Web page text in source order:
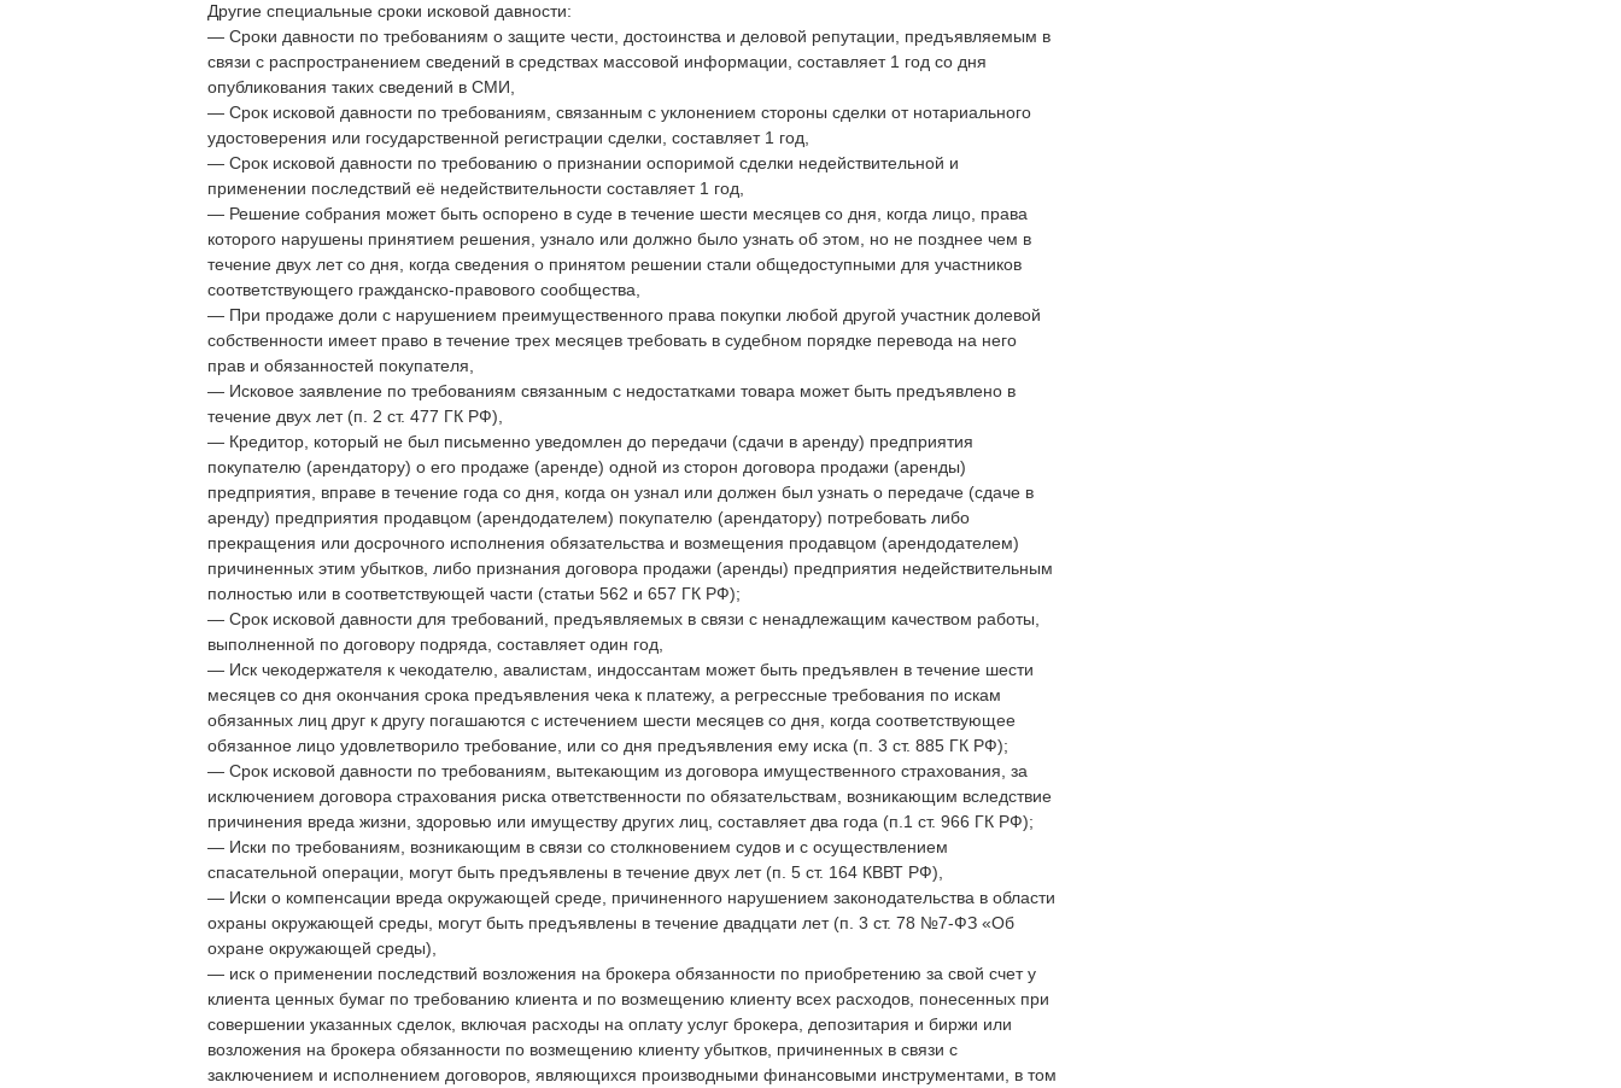
Другие специальные сроки исковой давности:
— Сроки давности по требованиям о защите чести, достоинства и деловой репутации, предъявляемым в
связи с распространением сведений в средствах массовой информации, составляет 1 год со дня
опубликования таких сведений в СМИ,
— Срок исковой давности по требованиям, связанным с уклонением стороны сделки от нотариального
удостоверения или государственной регистрации сделки, составляет 1 год,
— Срок исковой давности по требованию о признании оспоримой сделки недействительной и
применении последствий её недействительности составляет 1 год,
— Решение собрания может быть оспорено в суде в течение шести месяцев со дня, когда лицо, права
которого нарушены принятием решения, узнало или должно было узнать об этом, но не позднее чем в
течение двух лет со дня, когда сведения о принятом решении стали общедоступными для участников
соответствующего гражданско-правового сообщества,
— При продаже доли с нарушением преимущественного права покупки любой другой участник долевой
собственности имеет право в течение трех месяцев требовать в судебном порядке перевода на него
прав и обязанностей покупателя,
— Исковое заявление по требованиям связанным с недостатками товара может быть предъявлено в
течение двух лет (п. 2 ст. 477 ГК РФ),
— Кредитор, который не был письменно уведомлен до передачи (сдачи в аренду) предприятия
покупателю (арендатору) о его продаже (аренде) одной из сторон договора продажи (аренды)
предприятия, вправе в течение года со дня, когда он узнал или должен был узнать о передаче (сдаче в
аренду) предприятия продавцом (арендодателем) покупателю (арендатору) потребовать либо
прекращения или досрочного исполнения обязательства и возмещения продавцом (арендодателем)
причиненных этим убытков, либо признания договора продажи (аренды) предприятия недействительным
полностью или в соответствующей части (статьи 562 и 657 ГК РФ);
— Срок исковой давности для требований, предъявляемых в связи с ненадлежащим качеством работы,
выполненной по договору подряда, составляет один год,
— Иск чекодержателя к чекодателю, авалистам, индоссантам может быть предъявлен в течение шести
месяцев со дня окончания срока предъявления чека к платежу, а регрессные требования по искам
обязанных лиц друг к другу погашаются с истечением шести месяцев со дня, когда соответствующее
обязанное лицо удовлетворило требование, или со дня предъявления ему иска (п. 3 ст. 885 ГК РФ);
— Срок исковой давности по требованиям, вытекающим из договора имущественного страхования, за
исключением договора страхования риска ответственности по обязательствам, возникающим вследствие
причинения вреда жизни, здоровью или имуществу других лиц, составляет два года (п.1 ст. 966 ГК РФ);
— Иски по требованиям, возникающим в связи со столкновением судов и с осуществлением
спасательной операции, могут быть предъявлены в течение двух лет (п. 5 ст. 164 КВВТ РФ),
— Иски о компенсации вреда окружающей среде, причиненного нарушением законодательства в области
охраны окружающей среды, могут быть предъявлены в течение двадцати лет (п. 3 ст. 78 №7-ФЗ «Об
охране окружающей среды),
— иск о применении последствий возложения на брокера обязанности по приобретению за свой счет у
клиента ценных бумаг по требованию клиента и по возмещению клиенту всех расходов, понесенных при
совершении указанных сделок, включая расходы на оплату услуг брокера, депозитария и биржи или
возложения на брокера обязанности по возмещению клиенту убытков, причиненных в связи с
заключением и исполнением договоров, являющихся производными финансовыми инструментами, в том